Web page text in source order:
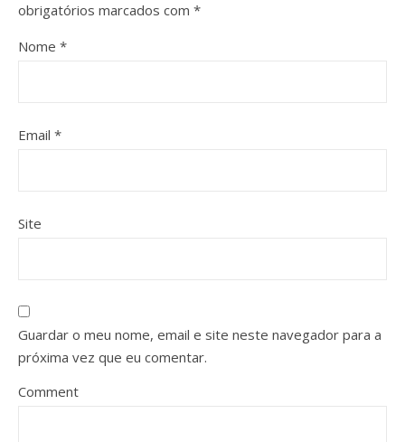
obrigatórios marcados com *
Nome *
Email *
Site
Guardar o meu nome, email e site neste navegador para a
próxima vez que eu comentar.
Comment